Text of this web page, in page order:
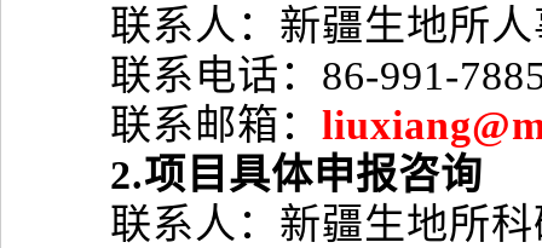
联系人：新疆生地所
联系电话：86-991-
联系邮箱：
2.项目具体申报咨询
联系人：新疆生地所科